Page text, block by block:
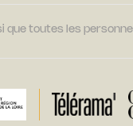
toutes les